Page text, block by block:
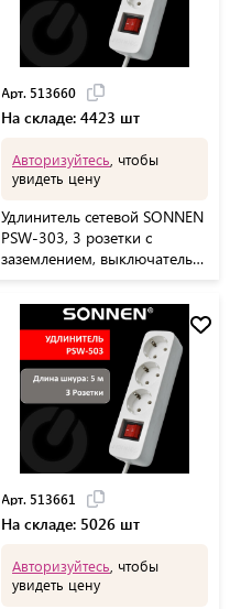
Арт. 513660
На складе: 4423 шт
Авторизуйтесь , чтобы
увидеть цену
Удлинитель сетевой SONNEN
PSW-303, 3 розетки c
заземлением, выключатель
Арт. 513661
На складе: 5026 шт
Авторизуйтесь , чтобы
увидеть цену